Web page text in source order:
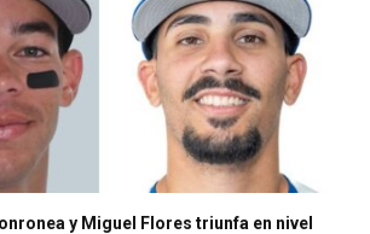
y Miguel Flores triunfa en nivel